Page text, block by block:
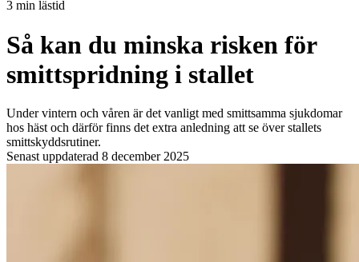
3 min lästid
Så kan du minska risken för
smittspridning i stallet
Under vintern och våren är det vanligt med smittsamma sjukdomar
hos häst och därför finns det extra anledning att se över stallets
smittskyddsrutiner.
Senast uppdaterad 8 december 2025